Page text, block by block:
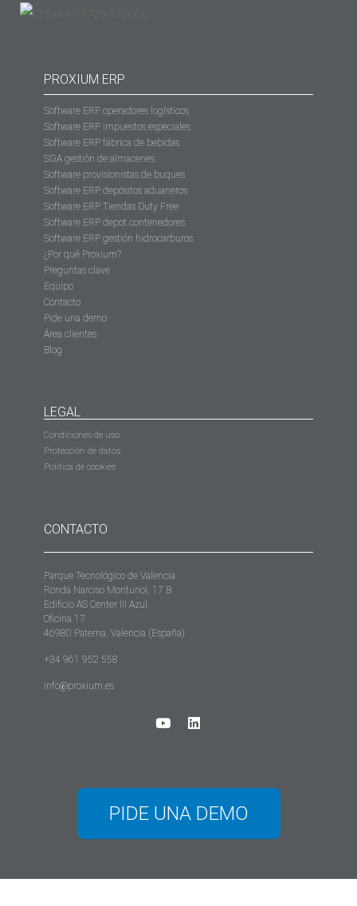
PROXIUM ERP
Software ERP operadores logísticos
Software ERP impuestos especiales
Software ERP fábrica de bebidas
SGA gestión de almacenes
Software provisionistas de buques
Software ERP depósitos aduaneros
Software ERP Tiendas Duty Free
Software ERP depot contenedores
Software ERP gestión hidrocarburos
¿Por qué Proxium?
Preguntas clave
Equipo
Contacto
Pide una demo
Área clientes
Blog
LEGAL
Condiciones de uso
Protección de datos
Política de cookies
CONTACTO
Parque Tecnológico de Valencia
Ronda Narciso Monturiol, 17 B
Edificio AS Center III Azul.
Oficina 17
46980 Paterna, Valencia (España)
+34 961 952 558
info@proxium.es
PIDE UNA DEMO